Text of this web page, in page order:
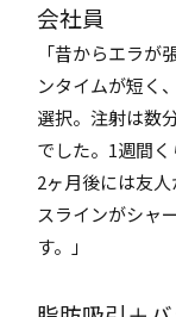
会社員
「昔からエラが
ンタイムが短く
選択。注射は数
でした。1週間く
2ヶ月後には友
スラインがシャ
す。」